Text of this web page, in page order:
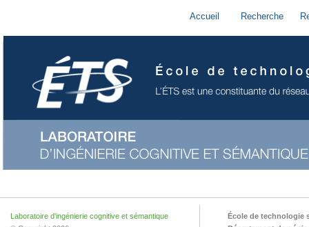
Accueil Recherche
Laboratoire d'ingénierie cognitive et sémantique
École de technologie